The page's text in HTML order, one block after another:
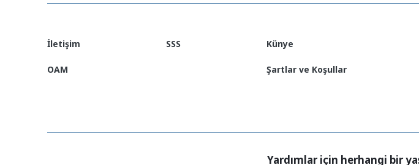
İletişim
OAM
SSS Künye
Şartlar ve Koşullar
Yardımlar için herhangi bir